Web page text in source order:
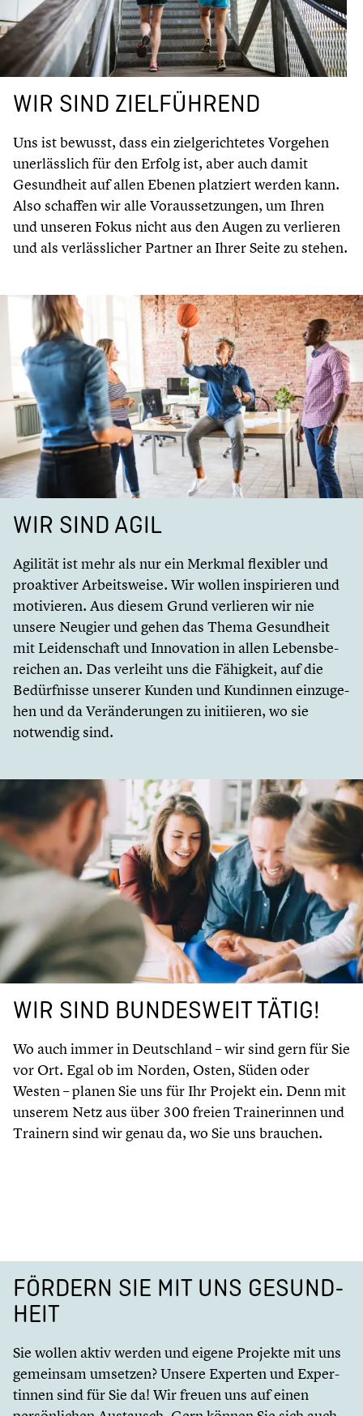
WIR SIND ZIELFÜH­REND
Uns ist bewusst, dass ein zielge­rich­te­tes Vorgehen
unerläss­lich für den Erfolg ist, aber auch damit
Gesund­heit auf allen Ebenen platziert werden kann.
Also schaffen wir alle Voraus­set­zun­gen, um Ihren
und unseren Fokus nicht aus den Augen zu verlieren
und als verläss­li­cher Partner an Ihrer Seite zu stehen.
WIR SIND AGIL
Agilität ist mehr als nur ein Merkmal flexibler und
proak­ti­ver Arbeits­weise. Wir wollen inspi­rie­ren und
motivie­ren. Aus diesem Grund verlieren wir nie
unsere Neugier und gehen das Thema Gesund­heit
mit Leiden­schaft und Innova­tion in allen Lebens­be­
rei­chen an. Das verleiht uns die Fähigkeit, auf die
Bedürf­nisse unserer Kunden und Kundinnen einzu­ge­
hen und da Verän­de­run­gen zu initi­ie­ren, wo sie
notwendig sind.
WIR SIND BUNDES­WEIT TÄTIG!
Wo auch immer in Deutsch­land – wir sind gern für Sie
vor Ort. Egal ob im Norden, Osten, Süden oder
Westen – planen Sie uns für Ihr Projekt ein. Denn mit
unserem Netz aus über 300 freien Traine­rin­nen und
Trainern sind wir genau da, wo Sie uns brauchen.
FÖRDERN SIE MIT UNS GESUND­
HEIT
Sie wollen aktiv werden und eigene Projekte mit uns
gemeinsam umsetzen? Unsere Experten und Exper­
tin­nen sind für Sie da! Wir freuen uns auf einen